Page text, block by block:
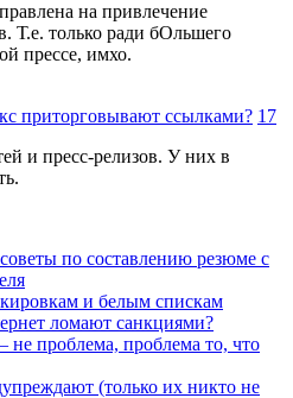
на привлечение
Т.е. только ради бОльшего
прессе, имхо.
приторговывают ссылками? 17
и пресс-релизов. У них в
по составлению резюме с
и белым спискам
ломают санкциями?
не проблема, проблема то, что
(только их никто не